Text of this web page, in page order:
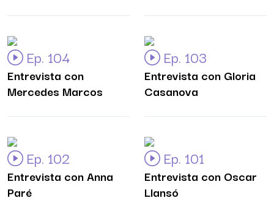
Ep. 104
Entrevista con
Mercedes Marcos
Ep. 103
Entrevista con Gloria
Casanova
Ep. 102
Entrevista con Anna
Paré
Ep. 101
Entrevista con Oscar
Llansó